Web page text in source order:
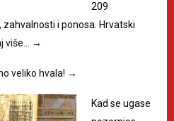
209
i ponosa. Hrvatski
više… →
veliko hvala! →
Kad se ugase